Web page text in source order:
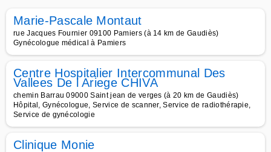
Marie-Pascale Montaut
rue Jacques Fournier 09100 Pamiers (à 14 km de Gaudiès)
Gynécologue médical à Pamiers
Centre Hospitalier Intercommunal Des
Vallees De l Ariege CHIVA
chemin Barrau 09000 Saint jean de verges (à 20 km de Gaudiès)
Hôpital, Gynécologue, Service de scanner, Service de radiothérapie,
Service de gynécologie
Clinique Monie